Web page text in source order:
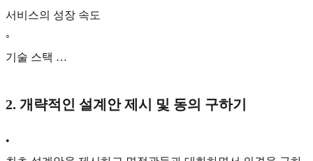
서비스의 성장 속도
◦
기술 스택 …
2. 개략적인 설계안 제시 및 동의 구하기
•